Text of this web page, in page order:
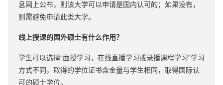
息网上公布，则该大学可以申请是国内认可的；如果没有，
则需避免申请此类大学。
线上授课的国外硕士有什么作用？
学生可以选择“面授学习，在线直播学习或录播课程学习”学习
方式不同，取得的学位证书含金量与学生相同，取得国际认
可的硕士学位。